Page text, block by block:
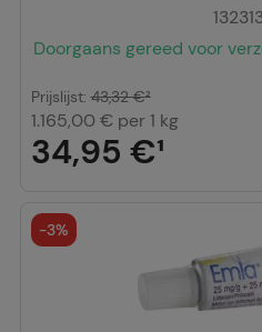
Doorgaans gereed voor
34,95 €¹
Prijslijst: 43,32 €²
1.165,00 € per 1 kg
-3%